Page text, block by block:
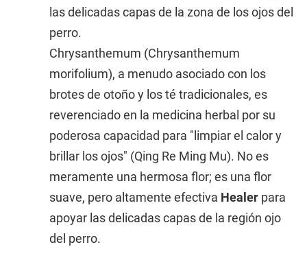
las delicadas capas de la zona de los ojos del
perro.
Chrysanthemum (Chrysanthemum
morifolium), a menudo asociado con los
brotes de otoño y los té tradicionales, es
reverenciado en la medicina herbal por su
poderosa capacidad para "limpiar el calor y
brillar los ojos" (Qing Re Ming Mu). No es
meramente una hermosa flor; es una flor
suave, pero altamente efectiva Healer para
apoyar las delicadas capas de la región ojo
del perro.